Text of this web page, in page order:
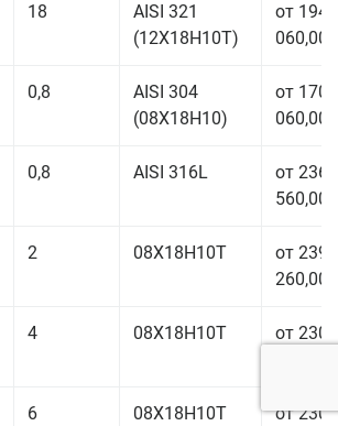
18
AISI 321
(12Х18Н10Т)
от 194
060,00
0,8
AISI 304
(08Х18Н10)
от 170
060,00
0,8 AISI 316L
от 236
560,00
2 08Х18Н10Т
от 239
260,00
4 08Х18Н10Т
от 230
6 08Х18Н10Т от 230